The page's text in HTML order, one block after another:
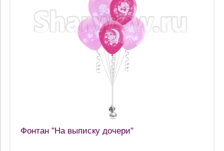
Фонтан "На выписку дочери"